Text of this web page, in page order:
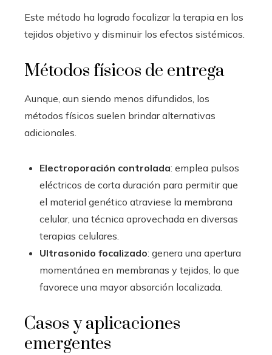
Este método ha logrado focalizar la terapia en los
tejidos objetivo y disminuir los efectos sistémicos.
Métodos físicos de entrega
Aunque, aun siendo menos difundidos, los
métodos físicos suelen brindar alternativas
adicionales.
Electroporación controlada: emplea pulsos
eléctricos de corta duración para permitir que
el material genético atraviese la membrana
celular, una técnica aprovechada en diversas
terapias celulares.
Ultrasonido focalizado: genera una apertura
momentánea en membranas y tejidos, lo que
favorece una mayor absorción localizada.
Casos y aplicaciones
emergentes